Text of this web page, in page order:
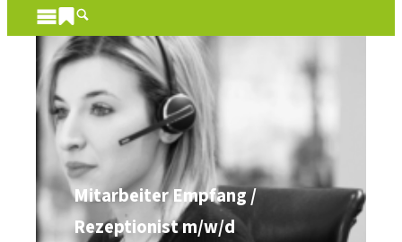
Mitarbeiter Empfang /
Rezeptionist m/w/d